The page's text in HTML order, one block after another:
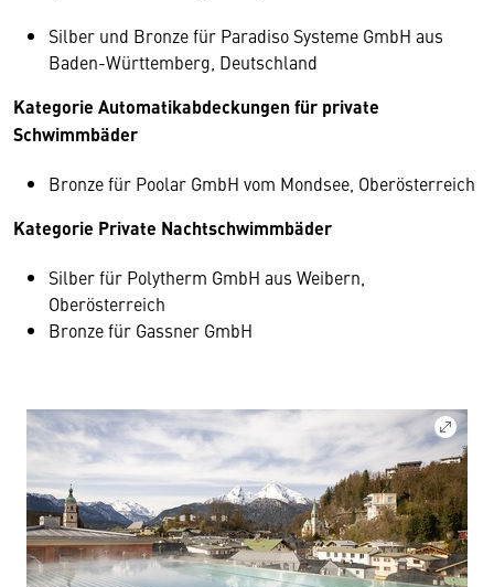
Silber und Bronze für Paradiso Systeme GmbH aus
Baden-Württemberg, Deutschland
Kategorie Automatikabdeckungen für private
Schwimmbäder
Bronze für Poolar GmbH vom Mondsee, Oberösterreich
Kategorie Private Nachtschwimmbäder
Silber für Polytherm GmbH aus Weibern,
Oberösterreich
Bronze für Gassner GmbH